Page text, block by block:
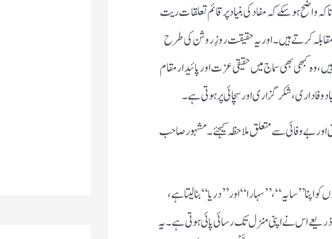
واضح ہو سکے کہ مفاد کی بنیاد پر قائم تعلقات ریت
کرتے ہیں۔ اور یہ حقیقت روزِ روشن کی طرح
کبھی بھی سماج میں حقیقی عزت اور پائیدار مقام
وفاداری، شکرگزاری اور سچائی پر ہوتی ہے۔
بے وفائی سے متعلق ملاحظہ کیجئے ۔ مشہور صاحب
’’سایہ“، ’’سہارا“ اور ’’دریا“ بنا لیتا ہے،
اس نے اپنی منزل تک رسائی پائی ہوتی ہے۔ یہ